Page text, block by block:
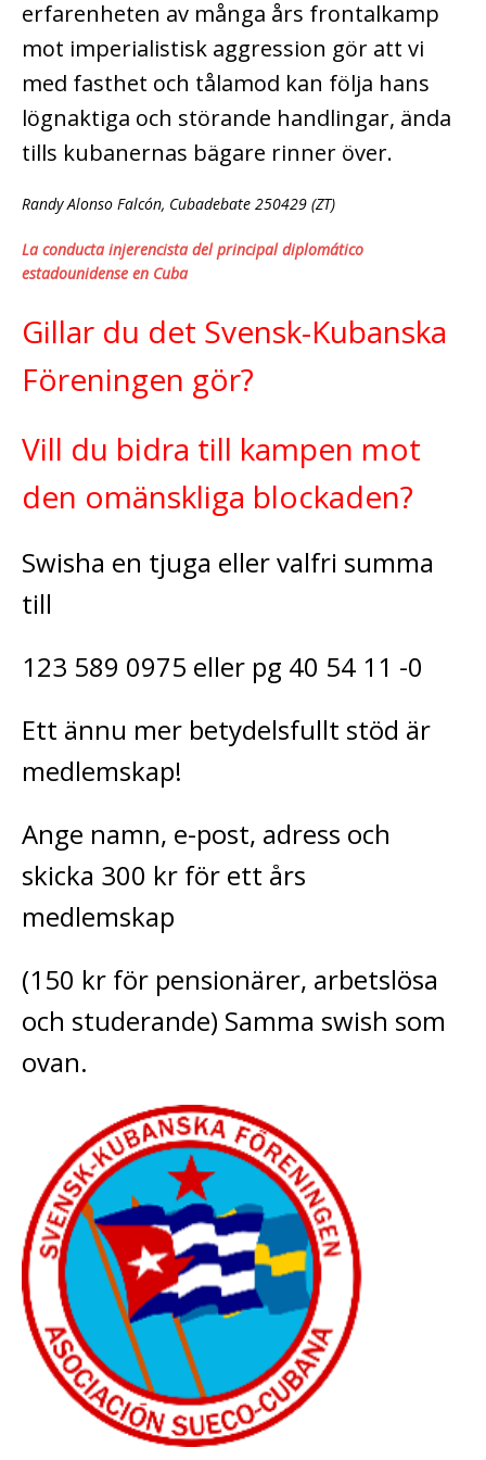
erfarenheten av många års frontalkamp
mot imperialistisk aggression gör att vi
med fasthet och tålamod kan följa hans
lögnaktiga och störande handlingar, ända
tills kubanernas bägare rinner över.
Randy Alonso Falcón, Cubadebate 250429 (ZT)
La conducta injerencista del principal diplomático
estadounidense en Cuba
Gillar du det Svensk-Kubanska
Föreningen gör?
Vill du bidra till kampen mot
den omänskliga blockaden?
Swisha en tjuga eller valfri summa
till
123 589 0975 eller pg 40 54 11 -0
Ett ännu mer betydelsfullt stöd är
medlemskap!
Ange namn, e-post, adress och
skicka 300 kr för ett års
medlemskap
(150 kr för pensionärer, arbetslösa
och studerande) Samma swish som
ovan.